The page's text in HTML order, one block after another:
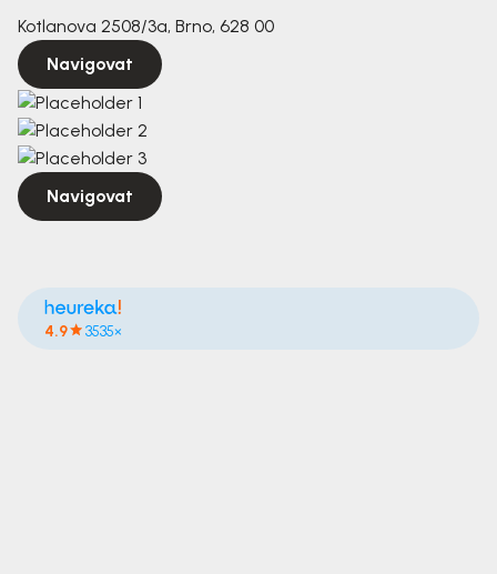
Kotlanova 2508/3a, Brno, 628 00
Navigovat
Navigovat
4.9 3535×